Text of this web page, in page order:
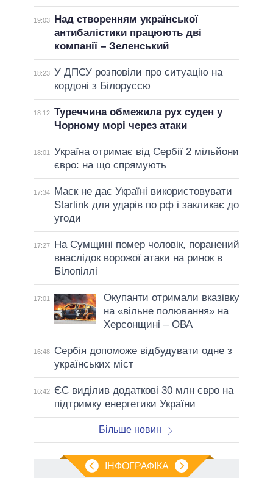
19:03
Над створенням української
антибалістики працюють дві
компанії – Зеленський
18:23 У ДПСУ розповіли про ситуацію на
кордоні з Білоруссю
18:12 Туреччина обмежила рух суден у
Чорному морі через атаки
18:01
Україна отримає від Сербії 2 мільйони
євро: на що спрямують
17:34
Маск не дає Україні використовувати
Starlink для ударів по рф і закликає до
угоди
17:27
На Сумщині помер чоловік, поранений
внаслідок ворожої атаки на ринок в
Білопіллі
17:01
Окупанти отримали вказівку
на «вільне полювання» на
Херсонщині – ОВА
16:48
Сербія допоможе відбудувати одне з
українських міст
16:42
ЄС виділив додаткові 30 млн євро на
підтримку енергетики України
Більше новин
ІНФОГРАФІКА